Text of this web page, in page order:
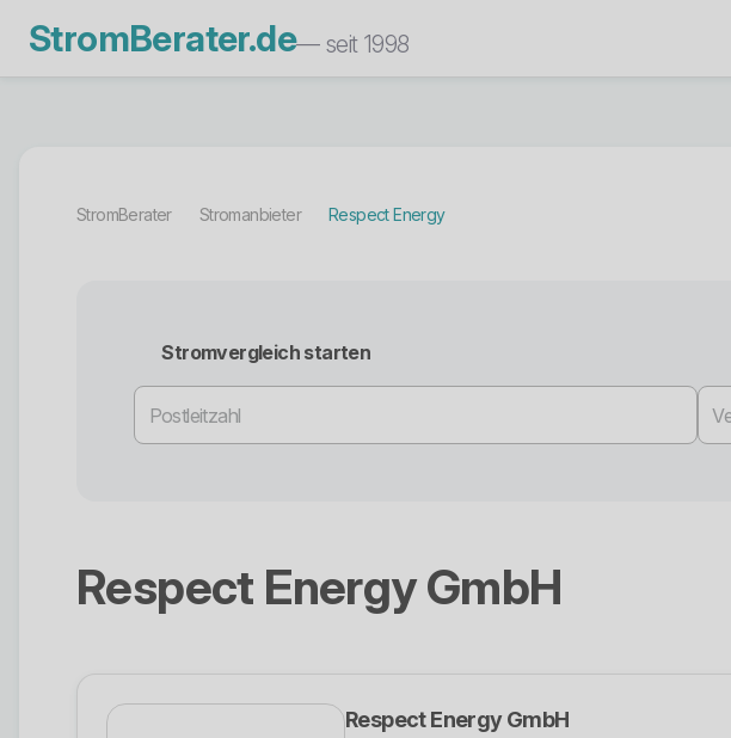
StromBerater.de— seit 1998
StromBerater Stromanbieter Respect Energy
Stromvergleich starten
Respect Energy GmbH
Respect Energy GmbH